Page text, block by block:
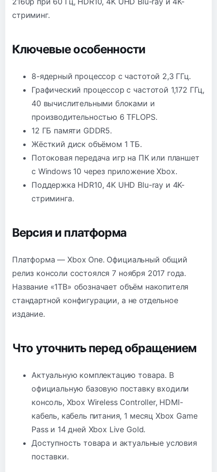
стриминг.
Ключевые особенности
8-ядерный процессор с частотой 2,3 ГГц.
Графический процессор с частотой 1,172 ГГц,
40 вычислительными блоками и
производительностью 6 TFLOPS.
12 ГБ памяти GDDR5.
Жёсткий диск объёмом 1 ТБ.
Потоковая передача игр на ПК или планшет
с Windows 10 через приложение Xbox.
Поддержка HDR10, 4K UHD Blu-ray и 4K-
стриминга.
Версия и платформа
Платформа — Xbox One. Официальный общий
релиз консоли состоялся 7 ноября 2017 года.
Название «1TB» обозначает объём накопителя
стандартной конфигурации, а не отдельное
издание.
Что уточнить перед обращением
Актуальную комплектацию товара. В
официальную базовую поставку входили
консоль, Xbox Wireless Controller, HDMI-
кабель, кабель питания, 1 месяц Xbox Game
Pass и 14 дней Xbox Live Gold.
Доступность товара и актуальные условия
поставки.